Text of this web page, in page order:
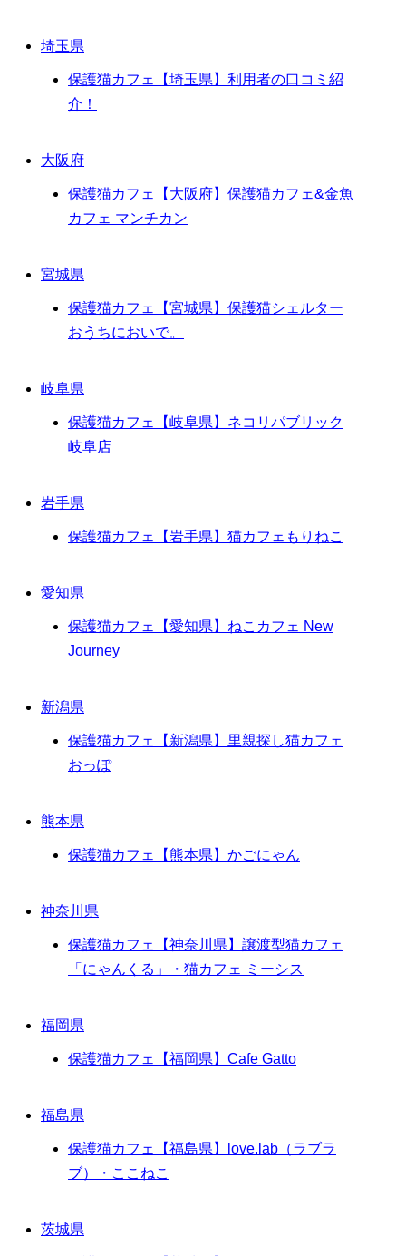
埼玉県
保護猫カフェ【埼玉県】利用者の口コミ紹
介！
大阪府
保護猫カフェ【大阪府】保護猫カフェ&金魚
カフェ マンチカン
宮城県
保護猫カフェ【宮城県】保護猫シェルター
おうちにおいで。
岐阜県
保護猫カフェ【岐阜県】ネコリパブリック
岐阜店
岩手県
保護猫カフェ【岩手県】猫カフェもりねこ
愛知県
保護猫カフェ【愛知県】ねこカフェ New
Journey
新潟県
保護猫カフェ【新潟県】里親探し猫カフェ
おっぽ
熊本県
保護猫カフェ【熊本県】かごにゃん
神奈川県
保護猫カフェ【神奈川県】譲渡型猫カフェ
「にゃんくる」・猫カフェ ミーシス
福岡県
保護猫カフェ【福岡県】Cafe Gatto
福島県
保護猫カフェ【福島県】love.lab（ラブラ
ブ）・ここねこ
茨城県